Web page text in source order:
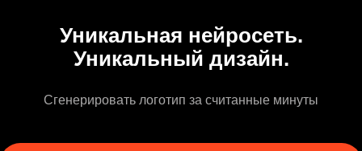
Уникальная нейросеть.
Уникальный дизайн.
Сгенерировать логотип за считанные минуты